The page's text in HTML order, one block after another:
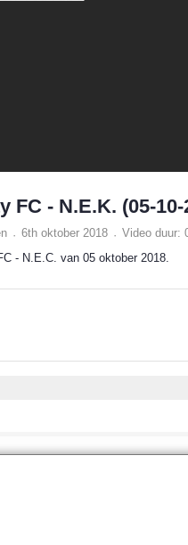
- N.E.K. (05-10-
6th oktober 2018
Video duur:
- N.E.C. van 05 oktober 2018.